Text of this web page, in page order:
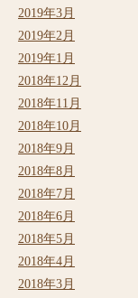
2019年3月
2019年2月
2019年1月
2018年12月
2018年11月
2018年10月
2018年9月
2018年8月
2018年7月
2018年6月
2018年5月
2018年4月
2018年3月